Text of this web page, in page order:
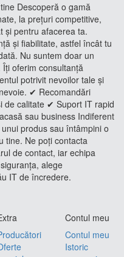
Descoperă o gamă
la prețuri competitive,
și pentru afacerea ta.
și fiabilitate, astfel încât tu
Nu suntem doar un
oferim consultanță
potrivit nevoilor tale și
✔ Recomandări
de calitate ✔ Suport IT rapid
sau business Indiferent
produs sau întâmpini o
tine. Ne poți contacta
de contact, iar echipa
alege
IT de încredere.
Contul meu
Contul meu
Istoric